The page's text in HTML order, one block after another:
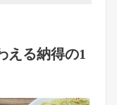
える納得の1